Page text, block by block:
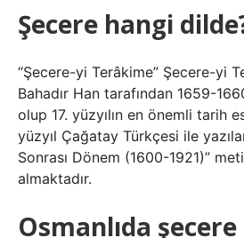
Şecere hangi
“Şecere-yi Terâkime” Şecere-yi
Bahadır Han tarafından 1659-
olup 17. yüzyılın en önemli tarih
yüzyıl Çağatay Türkçesi ile
Sonrası Dönem (1600-1921)”
almaktadır.
Osmanlıda